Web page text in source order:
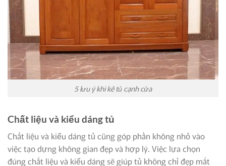
5 lưu ý khi kê tủ cạnh cửa
Chất liệu và kiểu dáng tủ
Chất liệu và kiểu dáng tủ cũng góp phần không nhỏ vào
việc tạo dựng không gian đẹp và hợp lý. Việc lựa chọn
đúng chất liệu và kiểu dáng sẽ giúp tủ không chỉ đẹp mắt